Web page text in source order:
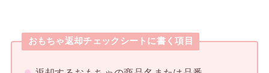
おもちゃ返却チェックシートに書く項目